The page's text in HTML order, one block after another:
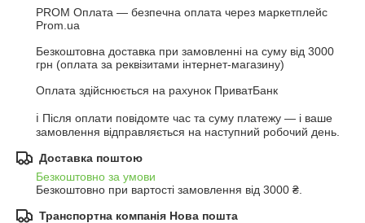
PROM Оплата — безпечна оплата через маркетплейс
Prom.ua
Безкоштовна доставка при замовленні на суму від 3000
грн (оплата за реквізитами інтернет-магазину)
Оплата здійснюється на рахунок ПриватБанк
ℹ️ Після оплати повідомте час та суму платежу — і ваше
замовлення відправляється на наступний робочий день.
Доставка поштою
Безкоштовно за умови
Безкоштовно при вартості замовлення від 3000 ₴.
Транспортна компанія Нова пошта